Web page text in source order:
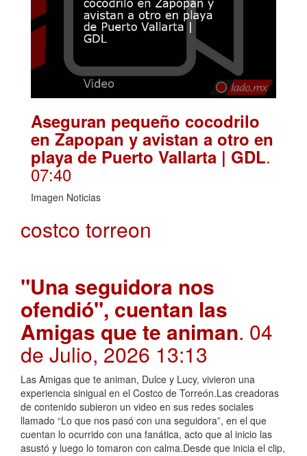
Aseguran pequeño cocodrilo
en Zapopan y avistan a otro en
playa de Puerto Vallarta | GDL.
07:40
Imagen Noticias
costco torreon
"Una seguidora nos
ofendió", cuentan las
Amigas que te animan. 04
de Julio, 2026 13:13
Las Amigas que te animan, Dulce y Lucy, vivieron una
experiencia sinigual en el Costco de Torreón.Las creadoras
de contenido subieron un video en sus redes sociales
llamado “Lo que nos pasó con una seguidora”, en el que
cuentan lo ocurrido con una fanática, acto que al inicio las
asustó y luego lo tomaron con calma.Desde que inicia el clip,